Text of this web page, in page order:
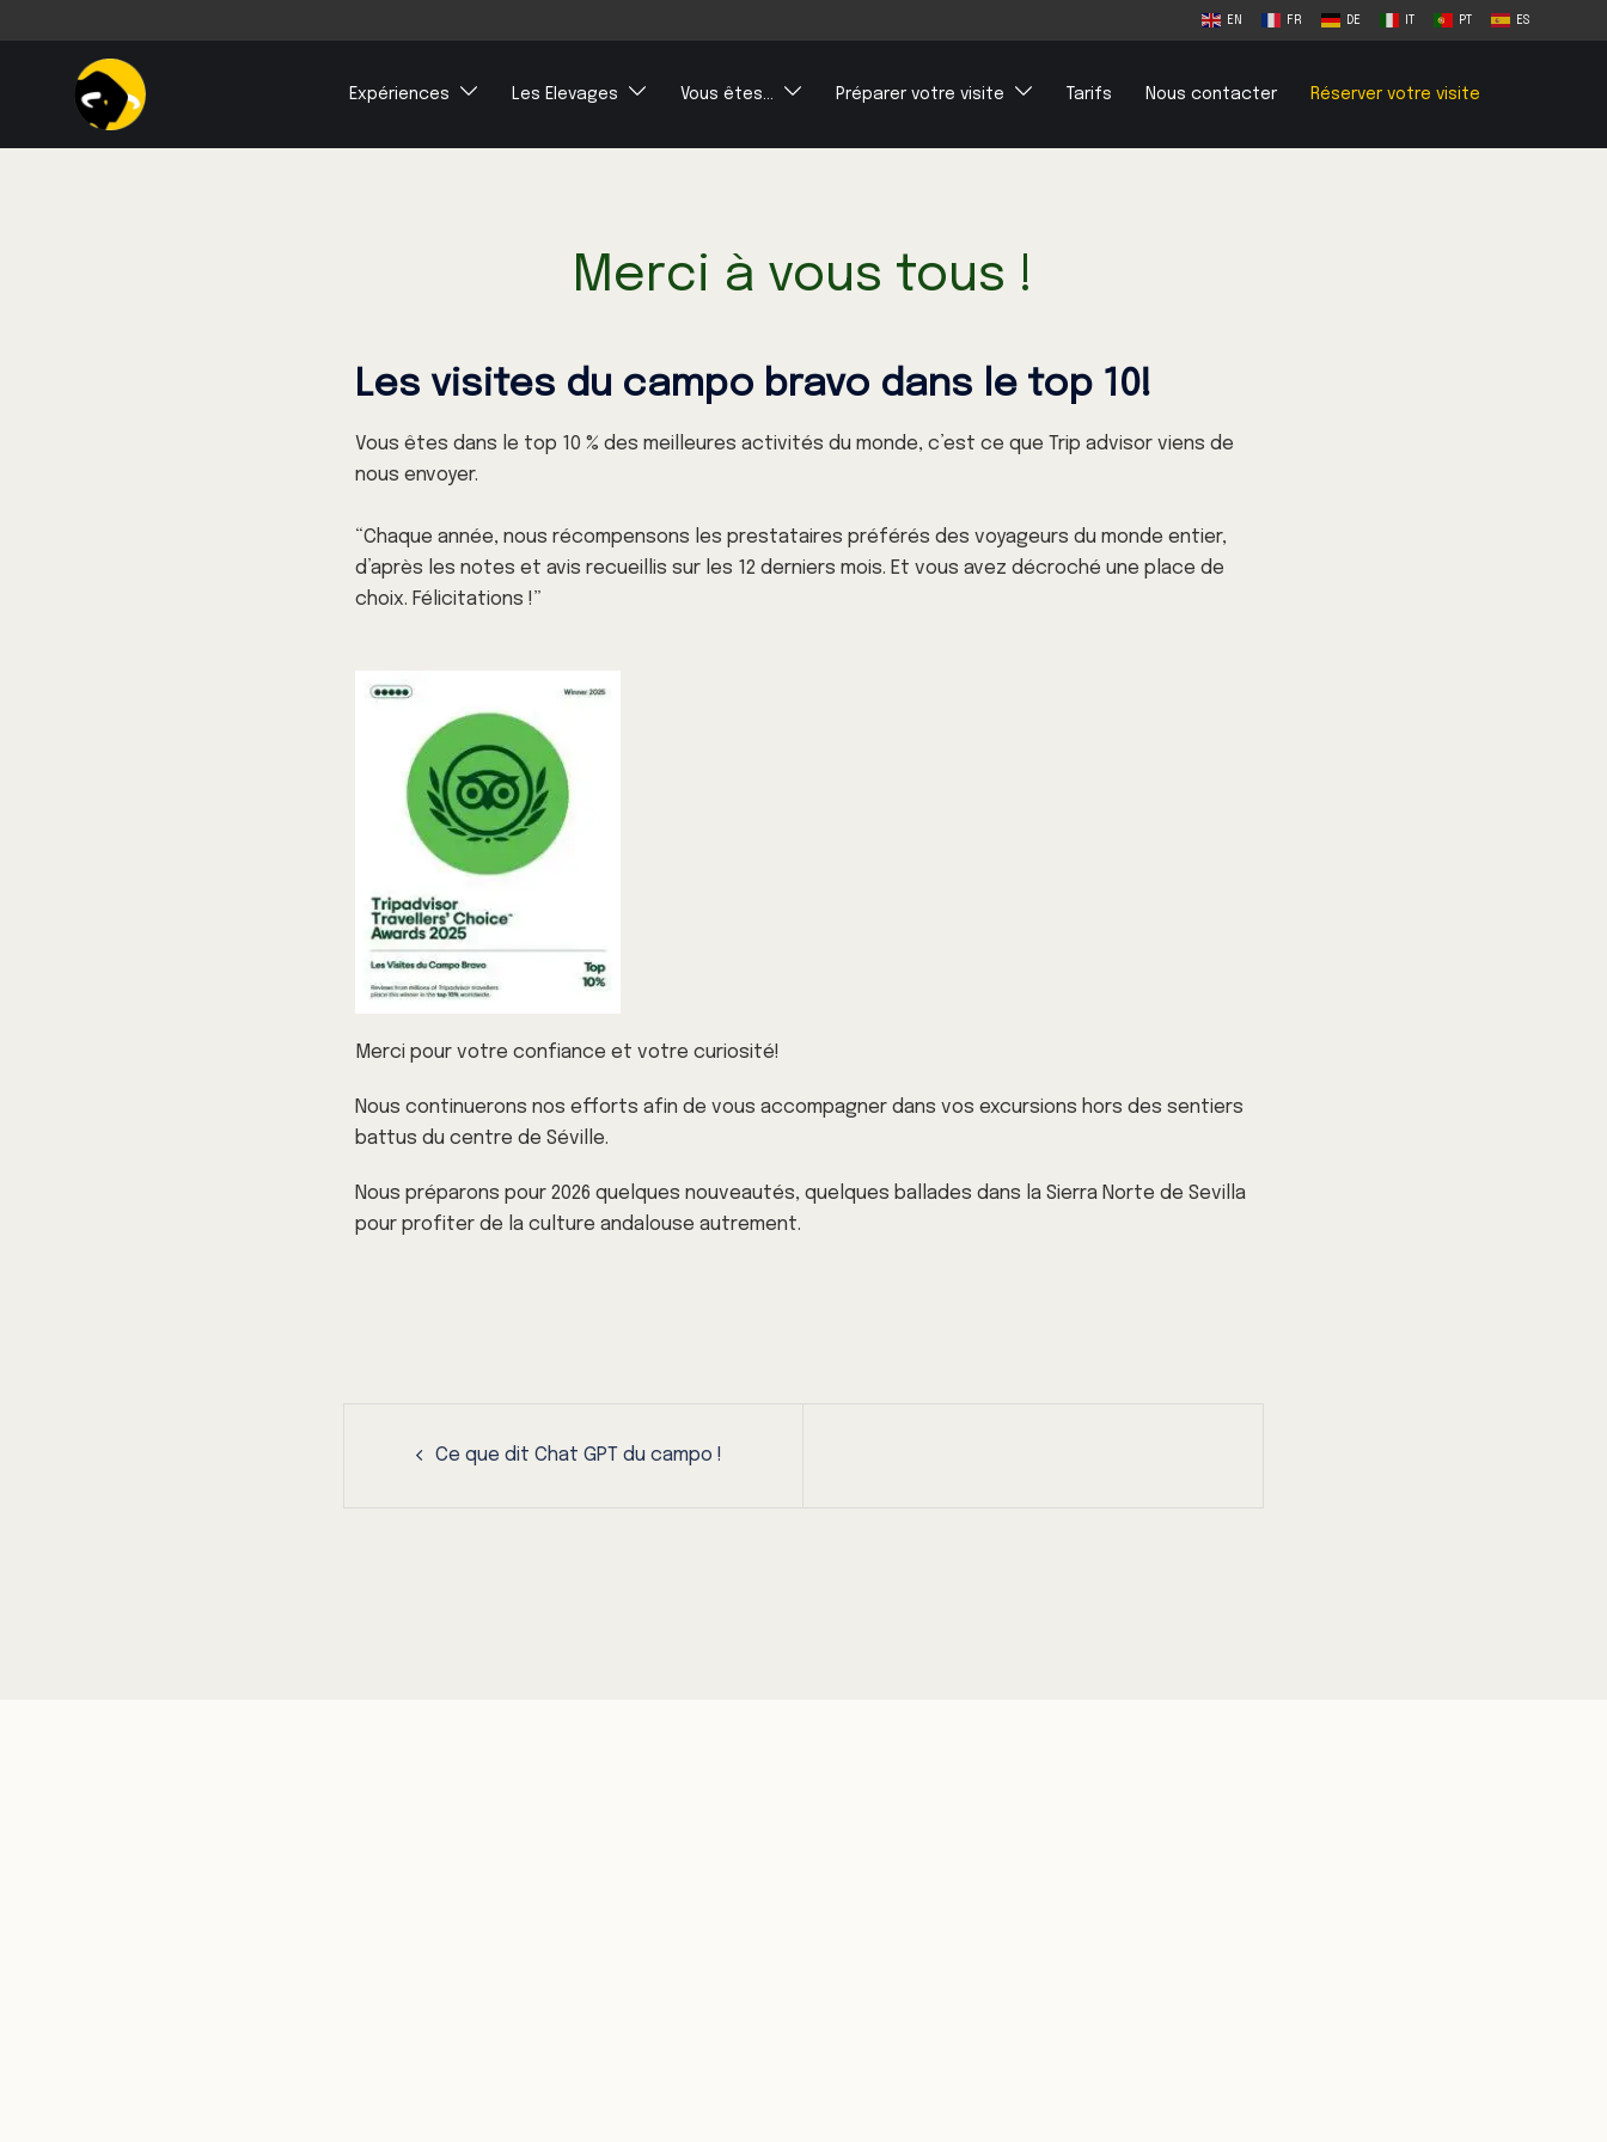
EN FR DE PT ES
Expériences Les Elevages Vous êtes… Préparer votre visite Tarifs Nous contacter Réserver votre visite
Merci à vous tous !
Les visites du campo bravo dans le top 10!
Vous êtes dans le top 10 % des meilleures activités du monde, c’est ce que Trip advisor viens de
nous envoyer.
“Chaque année, nous récompensons les prestataires préférés des voyageurs du monde entier,
d’après les notes et avis recueillis sur les 12 derniers mois. Et vous avez décroché une place de
choix. Félicitations !”
Merci pour votre confiance et votre curiosité!
Nous continuerons nos efforts afin de vous accompagner dans vos excursions hors des sentiers
battus du centre de Séville.
Nous préparons pour 2026 quelques nouveautés, quelques ballades dans la Sierra Norte de Sevilla
pour profiter de la culture andalouse autrement.
Ce que dit Chat GPT du campo !